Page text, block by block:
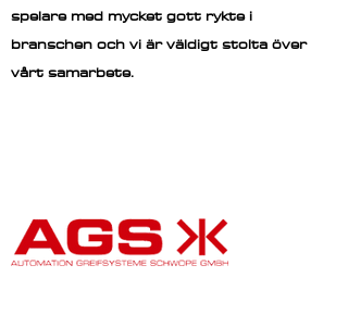
spelare med mycket gott rykte i
branschen och vi är väldigt stolta över
vårt samarbete.